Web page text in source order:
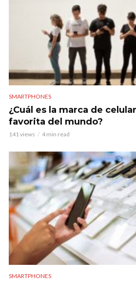
SMARTPHONES
¿Cuál es la marca de
favorita del mundo?
141 views 4 min read
SMARTPHONES